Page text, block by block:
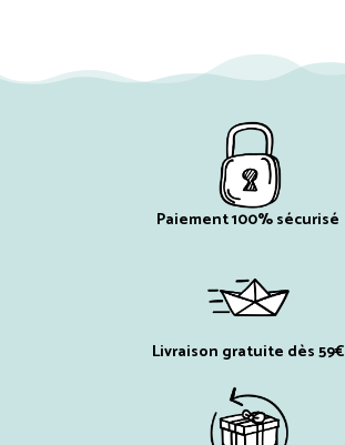
Paiement 100% sécurisé
Livraison gratuite dès 59€